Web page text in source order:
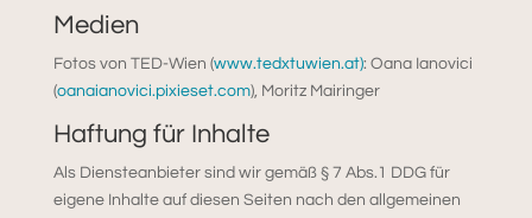
Medien
Fotos von TED-Wien (www.tedxtuwien.at): Oana Ianovici
(oanaianovici.pixieset.com), Moritz Mairinger
Haftung für Inhalte
Als Diensteanbieter sind wir gemäß § 7 Abs.1 DDG für
eigene Inhalte auf diesen Seiten nach den allgemeinen